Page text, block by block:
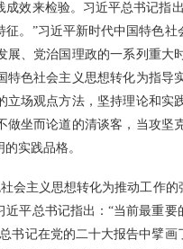
成效来检验。习近平总书记指
征。”习近平新时代中国特色
展、党治国理政的一系列重
特色社会主义思想转化为指
立场观点方法，坚持理论和
做坐而论道的清谈客，当攻
实践品格。
会主义思想转化为推动工作
近平总书记指出：“当前最重
书记在党的二十大报告中擘